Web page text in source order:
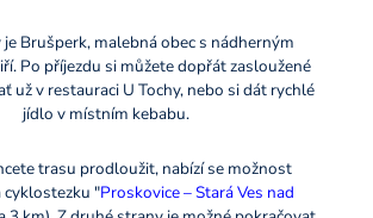
Brušperk, malebná obec s nádherným
Po příjezdu si můžete dopřát zasloužené
už v restauraci U Tochy, nebo si dát rychlé
jídlo v místním kebabu.
trasu prodloužit, nabízí se možnost
cyklostezku "Proskovice – Stará Ves nad